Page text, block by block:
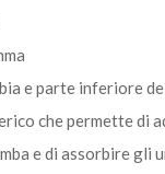
e parte inferiore
che permette di
e di assorbire gli